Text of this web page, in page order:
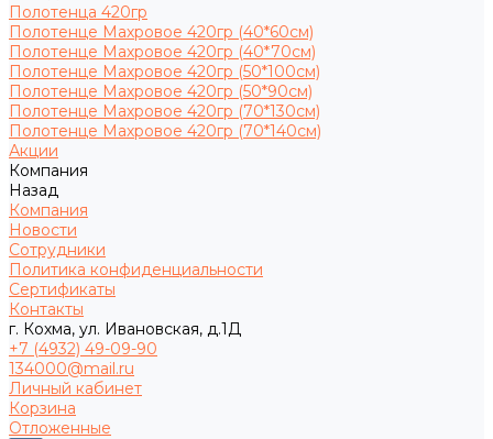
Полотенца 420гр
Полотенце Махровое 420гр (40*60см)
Полотенце Махровое 420гр (40*70см)
Полотенце Махровое 420гр (50*100см)
Полотенце Махровое 420гр (50*90см)
Полотенце Махровое 420гр (70*130см)
Полотенце Махровое 420гр (70*140см)
Акции
Компания
Назад
Компания
Новости
Сотрудники
Политика конфиденциальности
Сертификаты
Контакты
г. Кохма, ул. Ивановская, д.1Д
+7 (4932) 49-09-90
134000@mail.ru
Личный кабинет
Корзина
Отложенные